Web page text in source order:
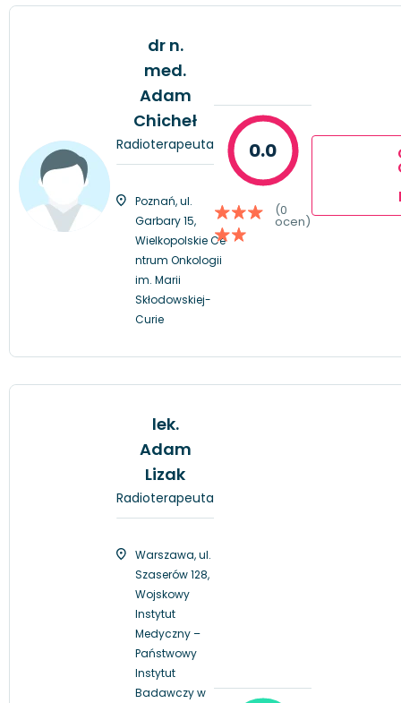
dr n.
med.
Adam
Chicheł
Radioterapeuta
Poznań, ul.
Garbary 15,
Wielkopolskie Ce
ntrum Onkologii
im. Marii
Skłodowskiej-
Curie
0.0
(0
ocen)
lek.
Adam
Lizak
Radioterapeuta
Warszawa, ul.
Szaserów 128,
Wojskowy
Instytut
Medyczny –
Państwowy
Instytut
Badawczy w